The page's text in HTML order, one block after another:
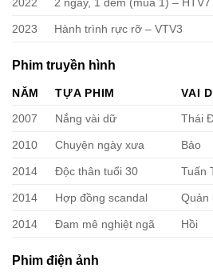
2023 Hành trình rực rỡ – VTV3
Phim truyền hình
NĂM TỰA PHIM VAI
2007
Nắng vài dữ Thái
2010 Chuyện ngày xưa Bảo
2014 Độc thân tuổi 30 Tuấn
2014 Hợp đồng scandal Quản
2014 Đam mê nghiệt ngã Hồi
Phim điện ảnh